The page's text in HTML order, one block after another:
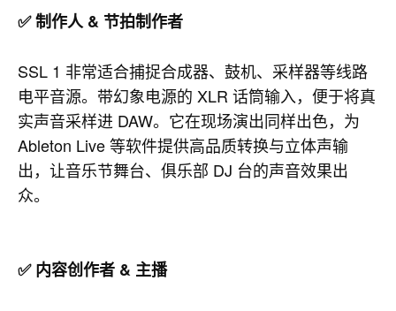
✅ 制作人 & 节拍制作者
SSL 1 非常适合捕捉合成器、鼓机、采样器等线路
电平音源。带幻象电源的 XLR 话筒输入，便于将真
实声音采样进 DAW。它在现场演出同样出色，为
Ableton Live 等软件提供高品质转换与立体声输
出，让音乐节舞台、俱乐部 DJ 台的声音效果出
众。
✅ 内容创作者 & 主播